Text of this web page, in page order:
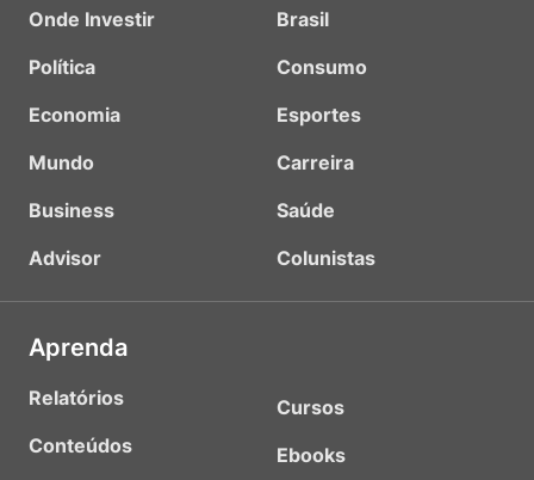
Onde Investir
Política
Economia
Mundo
Business
Advisor
Brasil
Consumo
Esportes
Carreira
Saúde
Colunistas
Aprenda
Relatórios
Conteúdos
Cursos
Ebooks